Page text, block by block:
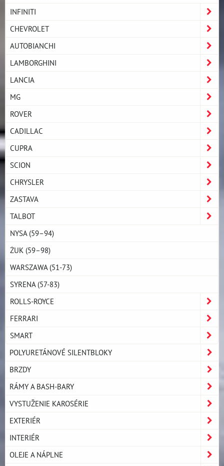
INFINITI
CHEVROLET
AUTOBIANCHI
LAMBORGHINI
LANCIA
MG
ROVER
CADILLAC
CUPRA
SCION
CHRYSLER
ZASTAVA
TALBOT
NYSA (59–94)
ŻUK (59–98)
WARSZAWA (51-73)
SYRENA (57-83)
ROLLS-ROYCE
FERRARI
SMART
POLYURETÁNOVÉ SILENTBLOKY
BRZDY
RÁMY A BASH-BARY
VYSTUŽENIE KAROSÉRIE
EXTERIÉR
INTERIÉR
OLEJE A NÁPLNE